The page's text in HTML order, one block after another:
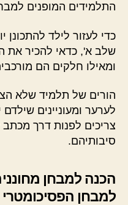
התלמידים המופנים
כדי לעזור לילד להתכונן
שלב א', כדאי להכיר את
ומאילו חלקים הם
הורים של תלמיד שלא
לערער ומעוניינים
צריכים לפנות דרך
סיבותיהם.
הכנה למבחן
למבחן הפסיכומטרי